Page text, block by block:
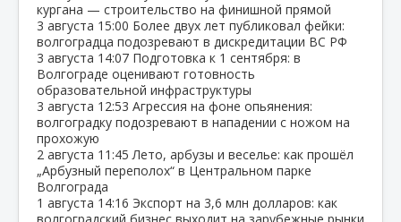
кургана — строительство на финишной прямой
3 августа 15:00 Более двух лет публиковал фейки:
волгоградца подозревают в дискредитации ВС РФ
3 августа 14:07 Подготовка к 1 сентября: в
Волгограде оценивают готовность
образовательной инфраструктуры
3 августа 12:53 Агрессия на фоне опьянения:
волгоградку подозревают в нападении с ножом на
прохожую
2 августа 11:45 Лето, арбузы и веселье: как прошёл
„Арбузный переполох“ в Центральном парке
Волгограда
1 августа 14:16 Экспорт на 3,6 млн долларов: как